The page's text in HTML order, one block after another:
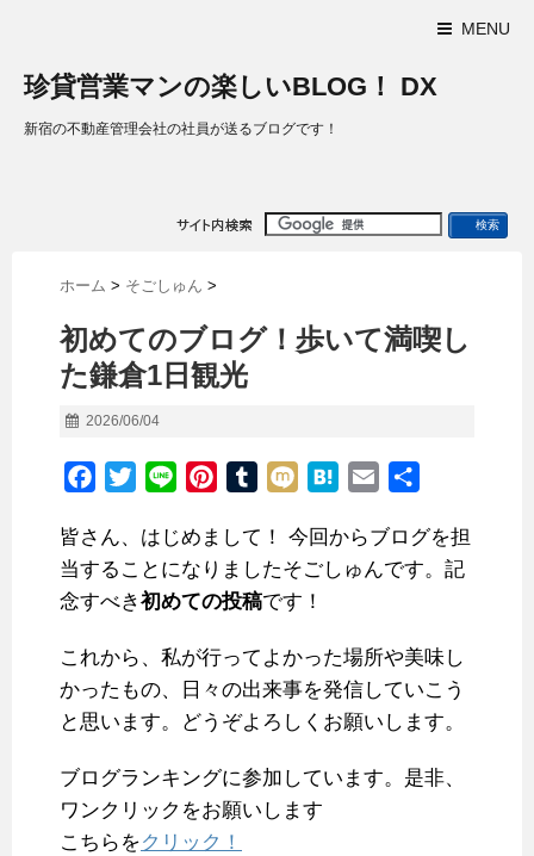
MENU
珍貸営業マンの楽しいBLOG！ DX
新宿の不動産管理会社の社員が送るブログです！
ホーム > そごしゅん >
初めてのブログ！歩いて満喫し
た鎌倉1日観光
2026/06/04
c
e
b
o
k
t
r
n
e
n
e
e
s
m
b
l
x
i
t
e
a
i
皆さん、はじめまして！ 今回からブログを担
当することになりましたそごしゅんです。記
念すべき初めての投稿です！
これから、私が行ってよかった場所や美味し
かったもの、日々の出来事を発信していこう
と思います。どうぞよろしくお願いします。
ブログランキングに参加しています。是非、
ワンクリックをお願いします
こちらをクリック！